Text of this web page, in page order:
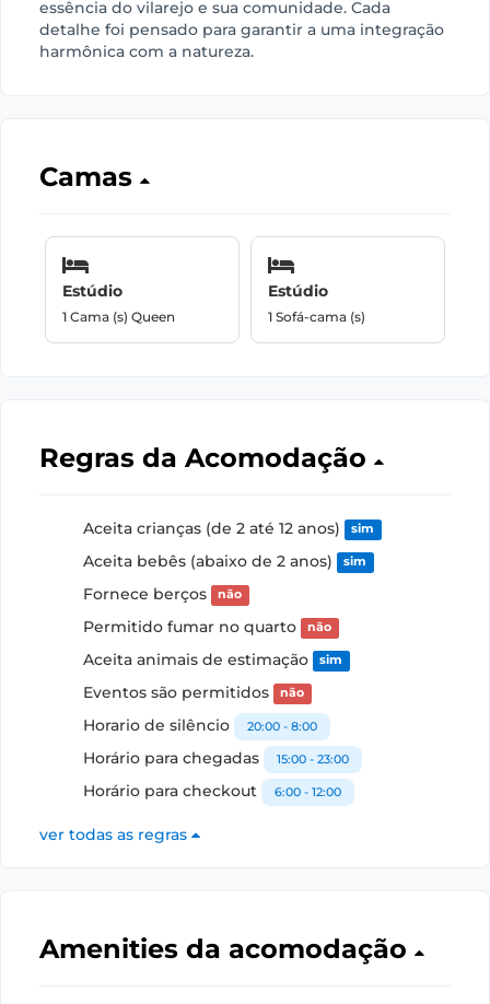
essência do vilarejo e sua comunidade. Cada
detalhe foi pensado para garantir a uma integração
harmônica com a natureza.
Camas
Estúdio
1 Cama (s) Queen
Estúdio
1 Sofá-cama (s)
Regras da Acomodação
Aceita crianças (de 2 até 12 anos) sim
Aceita bebês (abaixo de 2 anos) sim
Fornece berços não
Permitido fumar no quarto não
Aceita animais de estimação sim
Eventos são permitidos não
Horario de silêncio 20:00 - 8:00
Horário para chegadas 15:00 - 23:00
Horário para checkout 6:00 - 12:00
ver todas as regras
Amenities da acomodação